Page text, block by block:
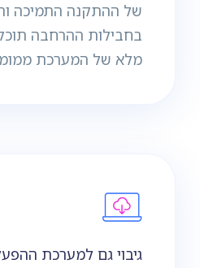
של ההתקנה התמיכה
בחבילות ההרחבה
מלא של המערכת
גיבוי גם למערכת